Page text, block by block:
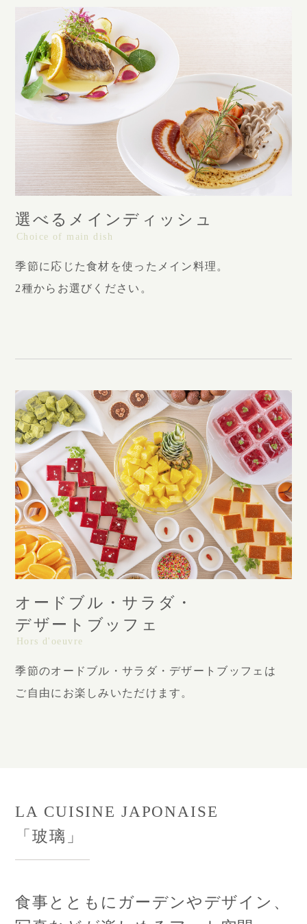
選べるメインディッシュ
Choice of main dish
季節に応じた食材を使ったメイン料理。
2種からお選びください。
オードブル・サラダ・
デザートブッフェ
Hors d'oeuvre
季節のオードブル・サラダ・デザートブッフェは
ご自由にお楽しみいただけます。
LA CUISINE JAPONAISE
「玻璃」
食事とともにガーデンやデザイン、